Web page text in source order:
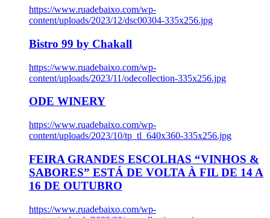
https://www.ruadebaixo.com/wp-
content/uploads/2023/12/dsc00304-335x256.jpg
Bistro 99 by Chakall
https://www.ruadebaixo.com/wp-
content/uploads/2023/11/odecollection-335x256.jpg
ODE WINERY
https://www.ruadebaixo.com/wp-
content/uploads/2023/10/tp_tl_640x360-335x256.jpg
FEIRA GRANDES ESCOLHAS “VINHOS &
SABORES” ESTÁ DE VOLTA À FIL DE 14 A
16 DE OUTUBRO
https://www.ruadebaixo.com/wp-